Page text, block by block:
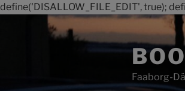
define('DISALLOW_FILE_EDIT', true);
Faaborg-